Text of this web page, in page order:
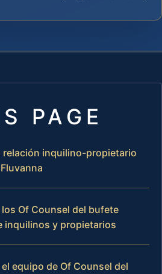
PAGE
relación inquilino-propietario
los Of Counsel del bufete
inquilinos y propietarios
el equipo de Of Counsel del